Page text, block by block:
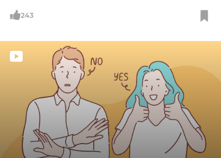
243